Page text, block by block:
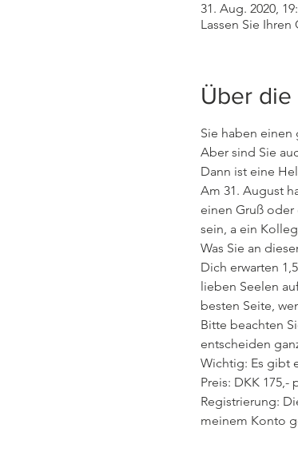
31. Aug. 2020,
Lassen Sie
Über
Sie haben
Aber sind Sie
Dann ist eine
Am 31. August
einen Gruß
sein, a ein
Was Sie an
Dich erwarten
lieben Seelen
besten Seite,
Bitte beachten
entscheiden
Wichtig: Es gibt
Preis: DKK 175,-
Registrierung:
meinem Konto